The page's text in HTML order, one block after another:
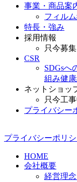
事業・商品案
フィルム
特長・強み
採用情報
只今募
CSR
SDGsへ
組み健
ネットショッ
只今工
プライバシー
プライバシーポリ
HOME
会社概要
経営理念